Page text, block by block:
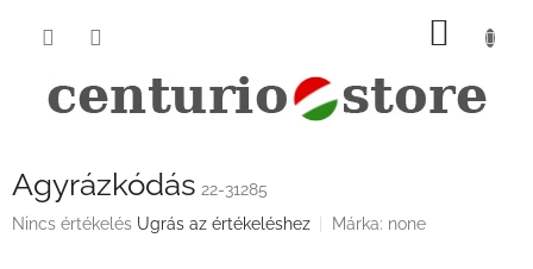
KOSÁR
Agyrázkódás 22-31285
A
Nincs értékelés Ugrás az értékeléshez Márka: none